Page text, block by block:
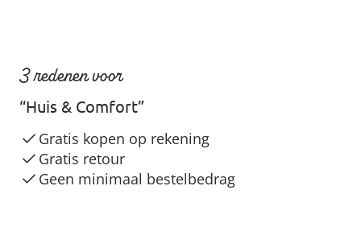
3 redenen voor
“Huis & Comfort”
Gratis kopen op rekening
Gratis retour
Geen minimaal bestelbedrag